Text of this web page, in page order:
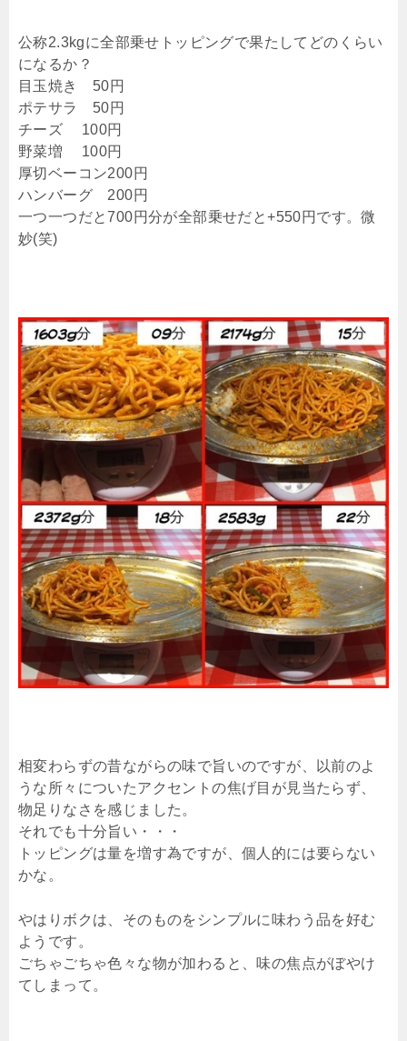
公称2.3kgに全部乗せトッピングで果たしてどのくらい
になるか？
目玉焼き 50円
ポテサラ 50円
チーズ 100円
野菜増 100円
厚切ベーコン200円
ハンバーグ 200円
一つ一つだと700円分が全部乗せだと+550円です。微
妙(笑)
相変わらずの昔ながらの味で旨いのですが、以前のよ
うな所々についたアクセントの焦げ目が見当たらず、
物足りなさを感じました。
それでも十分旨い・・・
トッピングは量を増す為ですが、個人的には要らない
かな。
やはりボクは、そのものをシンプルに味わう品を好む
ようです。
ごちゃごちゃ色々な物が加わると、味の焦点がぼやけ
てしまって。